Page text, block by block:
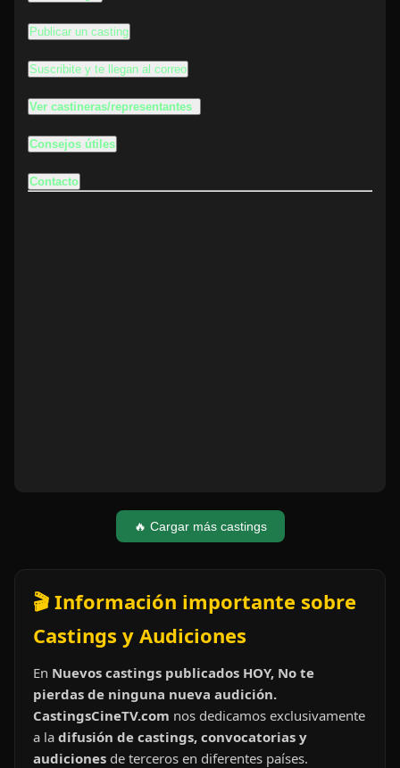
Publicar un casting
Suscribite y te llegan al correo
Ver castineras/representantes
Consejos útiles
Contacto
🔥 Cargar más castings
🎬 Información importante sobre
Castings y Audiciones
En Nuevos castings publicados HOY, No te
pierdas de ninguna nueva audición.
CastingsCineTV.com nos dedicamos exclusivamente
a la difusión de castings, convocatorias y
audiciones de terceros en diferentes países.